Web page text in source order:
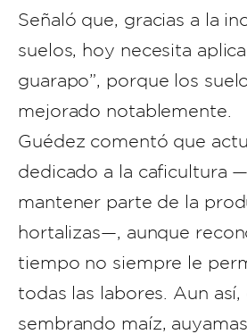
Señaló que, gracias a la
suelos, hoy necesita
guarapo”, porque los
mejorado notablemente.
Guédez comentó que
dedicado a la caficultura
mantener parte de la
hortalizas—, aunque
tiempo no siempre le
todas las labores. Aun así,
sembrando maíz,